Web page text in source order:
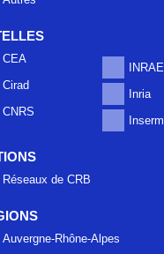
CEA
Cirad
CNRS
INRAE
Inria
Inserm
Réseaux de CRB
Auvergne-Rhône-Alpes